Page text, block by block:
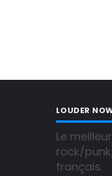
LOUDER
Le
rock/
français.